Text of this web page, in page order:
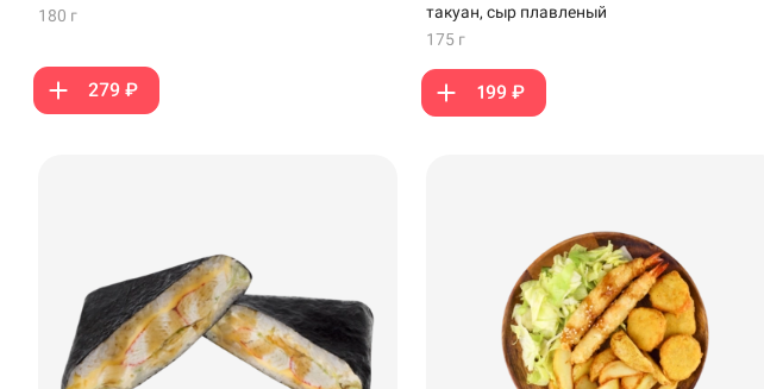
180 г
279 ₽
такуан, сыр плавленый
175 г
199 ₽